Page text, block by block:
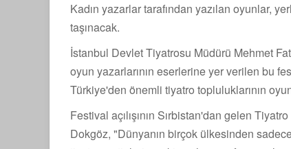
Kadın yazarlar tarafından yazılan oyunlar,
taşınacak.
İstanbul Devlet Tiyatrosu Müdürü Mehmet
oyun yazarlarının eserlerine yer verilen bu
Türkiye'den önemli tiyatro topluluklarının
Festival açılışının Sırbistan'dan gelen
Dokgöz, "Dünyanın birçok ülkesinden